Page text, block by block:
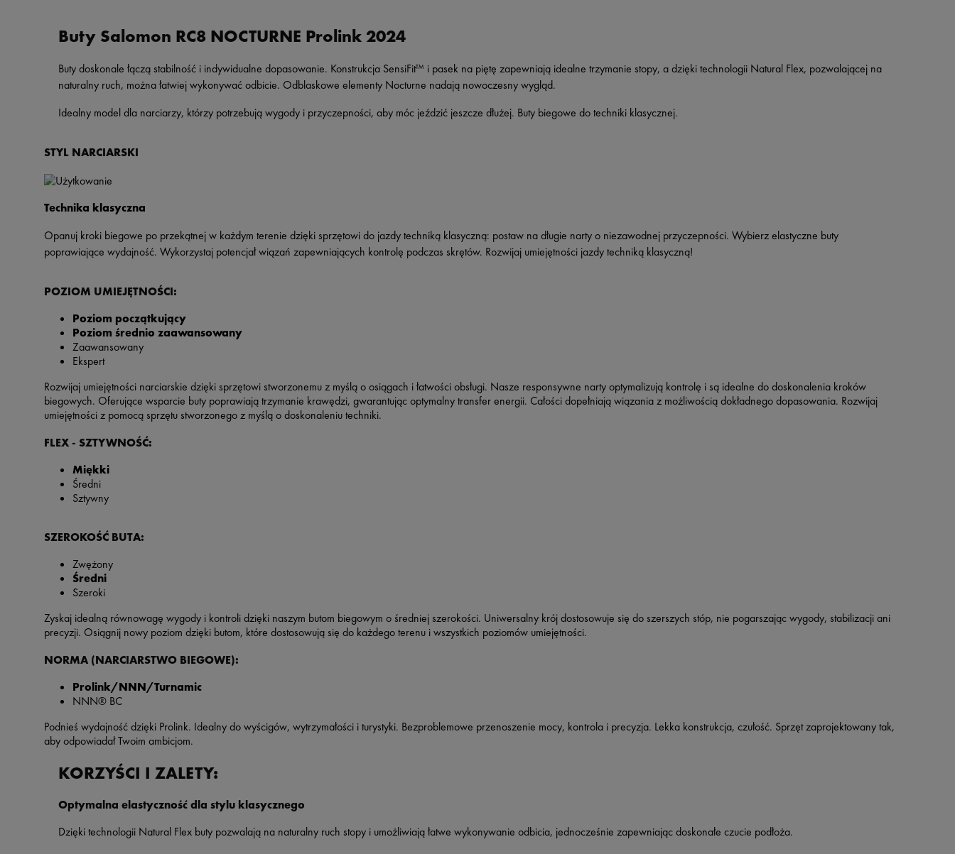
Buty Salomon RC8 NOCTURNE Prolink 2024
Buty doskonale łączą stabilność i indywidualne dopasowanie. Konstrukcja SensiFit™ i pasek na piętę zapewniają idealne trzymanie stopy, a dzięki technologii Natural Flex, pozwalającej na
naturalny ruch, można łatwiej wykonywać odbicie. Odblaskowe elementy Nocturne nadają nowoczesny wygląd.
Idealny model dla narciarzy, którzy potrzebują wygody i przyczepności, aby móc jeździć jeszcze dłużej. Buty biegowe do techniki klasycznej.
STYL NARCIARSKI
Technika klasyczna
Opanuj kroki biegowe po przekątnej w każdym terenie dzięki sprzętowi do jazdy techniką klasyczną: postaw na długie narty o niezawodnej przyczepności. Wybierz elastyczne buty
poprawiające wydajność. Wykorzystaj potencjał wiązań zapewniających kontrolę podczas skrętów. Rozwijaj umiejętności jazdy techniką klasyczną!
POZIOM UMIEJĘTNOŚCI:
Poziom początkujący
Poziom średnio zaawansowany
Zaawansowany
Ekspert
Rozwijaj umiejętności narciarskie dzięki sprzętowi stworzonemu z myślą o osiągach i łatwości obsługi. Nasze responsywne narty optymalizują kontrolę i są idealne do doskonalenia kroków
biegowych. Oferujące wsparcie buty poprawiają trzymanie krawędzi, gwarantując optymalny transfer energii. Całości dopełniają wiązania z możliwością dokładnego dopasowania. Rozwijaj
umiejętności z pomocą sprzętu stworzonego z myślą o doskonaleniu techniki.
FLEX - SZTYWNOŚĆ:
Miękki
Średni
Sztywny
SZEROKOŚĆ BUTA:
Zwężony
Średni
Szeroki
Zyskaj idealną równowagę wygody i kontroli dzięki naszym butom biegowym o średniej szerokości. Uniwersalny krój dostosowuje się do szerszych stóp, nie pogarszając wygody, stabilizacji ani
precyzji. Osiągnij nowy poziom dzięki butom, które dostosowują się do każdego terenu i wszystkich poziomów umiejętności.
NORMA (NARCIARSTWO BIEGOWE):
Prolink/NNN/Turnamic
NNN® BC
Podnieś wydajność dzięki Prolink. Idealny do wyścigów, wytrzymałości i turystyki. Bezproblemowe przenoszenie mocy, kontrola i precyzja. Lekka konstrukcja, czułość. Sprzęt zaprojektowany tak,
aby odpowiadał Twoim ambicjom.
KORZYŚCI I ZALETY:
Optymalna elastyczność dla stylu klasycznego
Dzięki technologii Natural Flex buty pozwalają na naturalny ruch stopy i umożliwiają łatwe wykonywanie odbicia, jednocześnie zapewniając doskonałe czucie podłoża.